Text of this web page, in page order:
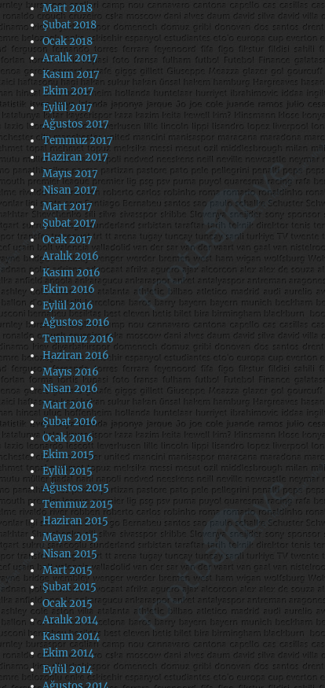
Mart 2018
Şubat 2018
Ocak 2018
Aralık 2017
Kasım 2017
Ekim 2017
Eylül 2017
Ağustos 2017
Temmuz 2017
Haziran 2017
Mayıs 2017
Nisan 2017
Mart 2017
Şubat 2017
Ocak 2017
Aralık 2016
Kasım 2016
Ekim 2016
Eylül 2016
Ağustos 2016
Temmuz 2016
Haziran 2016
Mayıs 2016
Nisan 2016
Mart 2016
Şubat 2016
Ocak 2016
Ekim 2015
Eylül 2015
Ağustos 2015
Temmuz 2015
Haziran 2015
Mayıs 2015
Nisan 2015
Mart 2015
Şubat 2015
Ocak 2015
Aralık 2014
Kasım 2014
Ekim 2014
Eylül 2014